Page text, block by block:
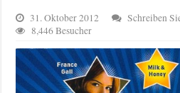
31. Oktober 2012
Schreiben
8,446 Besucher